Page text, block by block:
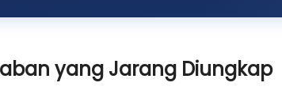
yang Jarang Diungkap